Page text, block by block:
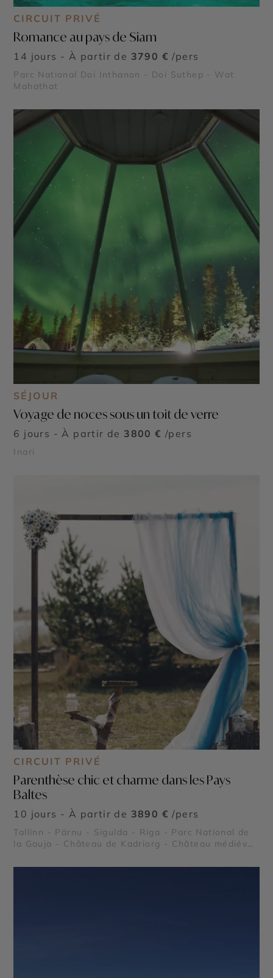
CIRCUIT PRIVÉ
Romance au pays de Siam
14 jours - À partir de 3790 € /pers
Parc National Doi Inthanon - Doi Suthep - Wat
Mahathat
SÉJOUR
Voyage de noces sous un toit de verre
6 jours - À partir de 3800 € /pers
Inari
CIRCUIT PRIVÉ
Parenthèse chic et charme dans les Pays
Baltes
10 jours - À partir de 3890 € /pers
Tallinn - Pärnu - Sigulda - Riga - Parc National de
la Gauja - Château de Kadriorg - Château médiéval
Parc Nationale de Lahemaa - Île de Saaremaa -